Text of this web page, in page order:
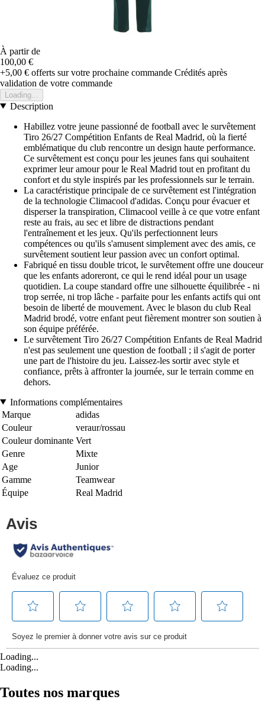
À partir de
100,00 €
+5,00 € offerts sur votre prochaine commande Crédités après
validation de votre commande
Loading...
Description
Habillez votre jeune passionné de football avec le survêtement
Tiro 26/27 Compétition Enfants de Real Madrid, où la fierté
emblématique du club rencontre un design haute performance.
Ce survêtement est conçu pour les jeunes fans qui souhaitent
exprimer leur amour pour le Real Madrid tout en profitant du
confort et du style inspirés par les professionnels sur le terrain.
La caractéristique principale de ce survêtement est l'intégration
de la technologie Climacool d'adidas. Conçu pour évacuer et
disperser la transpiration, Climacool veille à ce que votre enfant
reste au frais, au sec et libre de distractions pendant
l'entraînement et les jeux. Qu'ils perfectionnent leurs
compétences ou qu'ils s'amusent simplement avec des amis, ce
survêtement soutient leur passion avec un confort optimal.
Fabriqué en tissu double tricot, le survêtement offre une douceur
que les enfants adoreront, ce qui le rend idéal pour un usage
quotidien. La coupe standard offre une silhouette équilibrée - ni
trop serrée, ni trop lâche - parfaite pour les enfants actifs qui ont
besoin de liberté de mouvement. Avec le blason du club Real
Madrid brodé, votre enfant peut fièrement montrer son soutien à
son équipe préférée.
Le survêtement Tiro 26/27 Compétition Enfants de Real Madrid
n'est pas seulement une question de football ; il s'agit de porter
une part de l'histoire du jeu. Laissez-les sortir avec style et
confiance, prêts à affronter la journée, sur le terrain comme en
dehors.
Informations complémentaires
Marque
adidas
Couleur
veraur/rossau
Couleur dominante Vert
Genre
Mixte
Age
Junior
Gamme
Teamwear
Équipe
Real Madrid
Loading...
Loading...
Toutes nos marques